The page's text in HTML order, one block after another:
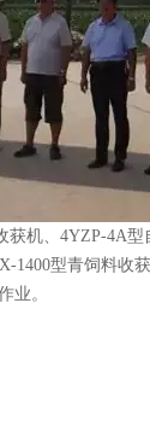
机、4YZP-4A
1400型青饲料
业。